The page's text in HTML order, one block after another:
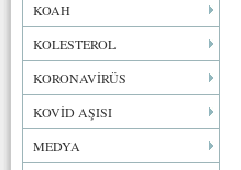
KOAH
KOLESTEROL
KORONAVİRÜS
KOVİD AŞISI
MEDYA